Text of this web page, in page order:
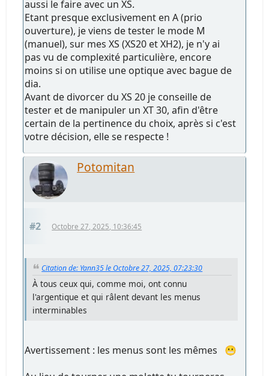
aussi le faire avec un XS.
Etant presque exclusivement en A (prio
ouverture), je viens de tester le mode M
(manuel), sur mes XS (XS20 et XH2), je n'y ai
pas vu de complexité particulière, encore
moins si on utilise une optique avec bague de
dia.
Avant de divorcer du XS 20 je conseille de
tester et de manipuler un XT 30, afin d'être
certain de la pertinence du choix, après si c'est
votre décision, elle se respecte !
Potomitan
#2 Octobre 27, 2025, 10:36:45
Citation de: Yann35 le Octobre 27, 2025, 07:23:30
À tous ceux qui, comme moi, ont connu
l'argentique et qui râlent devant les menus
interminables
Avertissement : les menus sont les mêmes 😬